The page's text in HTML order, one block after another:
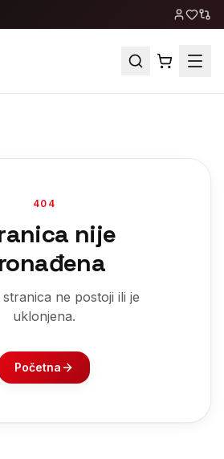
404
nije
ne postoji ili je
uklonjena.
Početna